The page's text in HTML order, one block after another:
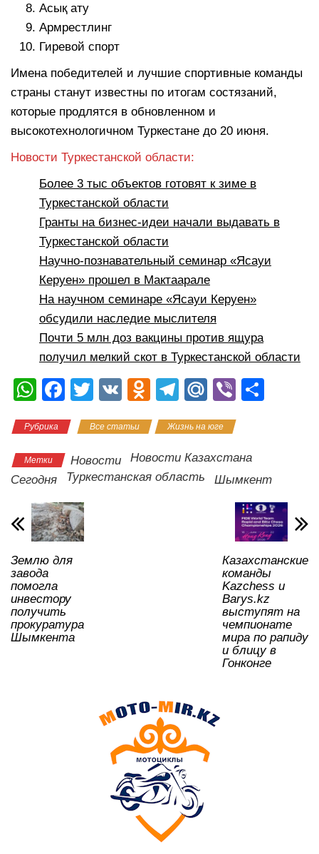
Асық ату
Армрестлинг
Гиревой спорт
Имена победителей и лучшие спортивные команды
страны станут известны по итогам состязаний,
которые продлятся в обновленном и
высокотехнологичном Туркестане до 20 июня.
Новости Туркестанской области:
Более 3 тыс объектов готовят к зиме в
Туркестанской области
Гранты на бизнес-идеи начали выдавать в
Туркестанской области
Научно-познавательный семинар «Ясауи
Керуен» прошел в Мактаарале
На научном семинаре «Ясауи Керуен»
обсудили наследие мыслителя
Почти 5 млн доз вакцины против ящура
получил мелкий скот в Туркестанской области
W
at
s
A
p
p
F
c
e
b
o
o
k
T
tt
er
V
O
n
o
kl
T
e
gr
a
M
.R
u
Vi
в
и
ть
Рубрика Все статьи Жизнь на юге
Метки Новости
Новости Казахстана
Сегодня
Туркестанская область Шымкент
Землю для
завода
помогла
инвестору
получить
прокуратура
Шымкента
Казахстанские
команды
Kazchess и
Barys.kz
выступят на
чемпионате
мира по рапиду
и блицу в
Гонконге